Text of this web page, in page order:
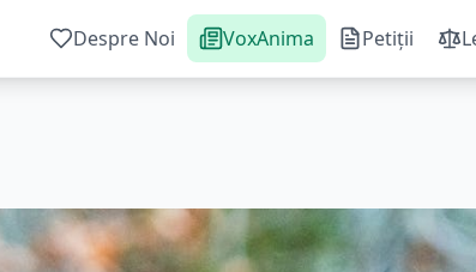
Despre Noi VoxAnima Petiții